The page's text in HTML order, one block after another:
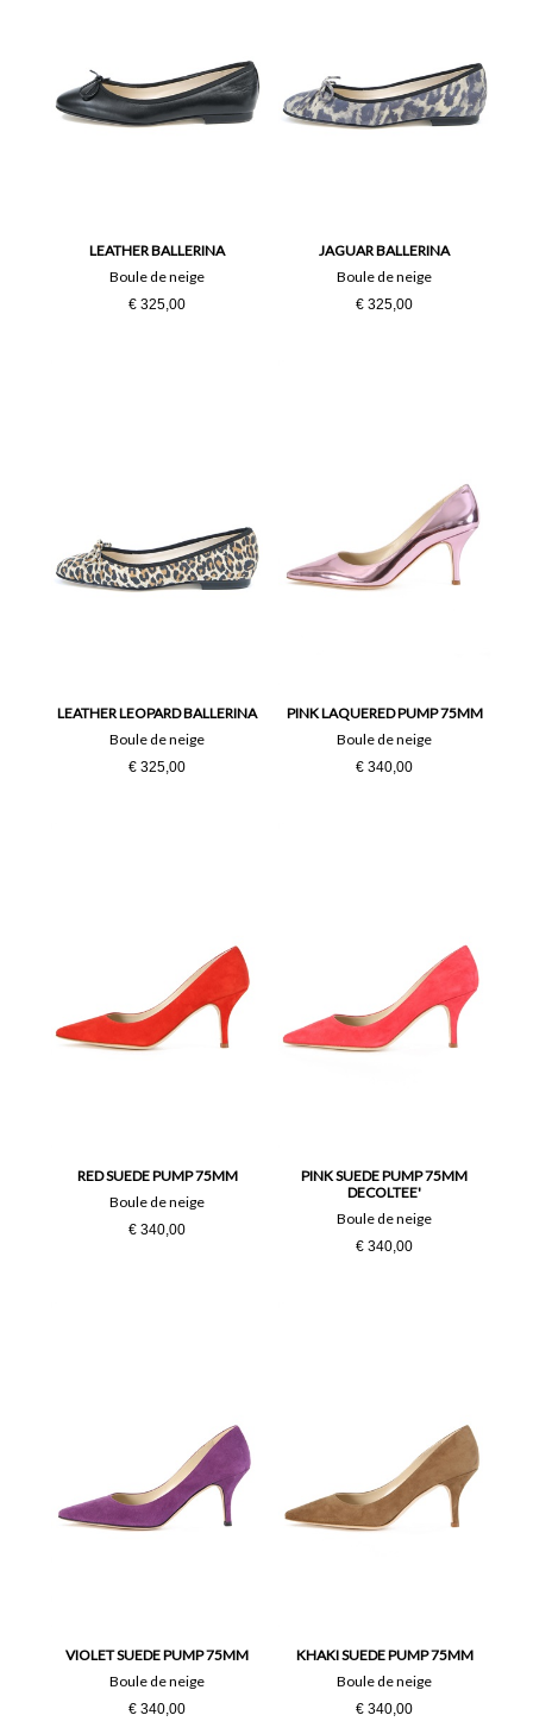
LEATHER BALLERINA
Boule de neige
€ 325,00
JAGUAR BALLERINA
Boule de neige
€ 325,00
LEATHER LEOPARD BALLERINA
Boule de neige
€ 325,00
PINK LAQUERED PUMP 75MM
Boule de neige
€ 340,00
RED SUEDE PUMP 75MM
Boule de neige
€ 340,00
PINK SUEDE PUMP 75MM
DECOLTEE'
Boule de neige
€ 340,00
VIOLET SUEDE PUMP 75MM
Boule de neige
€ 340,00
KHAKI SUEDE PUMP 75MM
Boule de neige
€ 340,00